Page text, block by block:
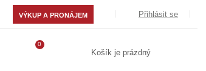
VÝKUP A PRONÁJEM Přihlásit se
0
Košík je prázdný